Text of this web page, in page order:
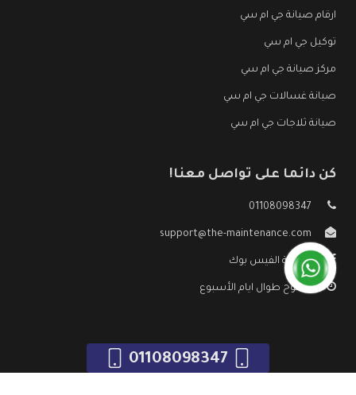
ارقام صيانة جي ام سي
توكيل جي ام سي
مركز صيانة جي ام سي
صيانة غسالات جي ام سي
صيانة ثلاجات جي ام سي
كن دائما على تواصل معنا!
01108098347
support@the-maintenance.com
صفحة الفيس بوك
مفتوح طوال ايام الأسبوع
01108098347